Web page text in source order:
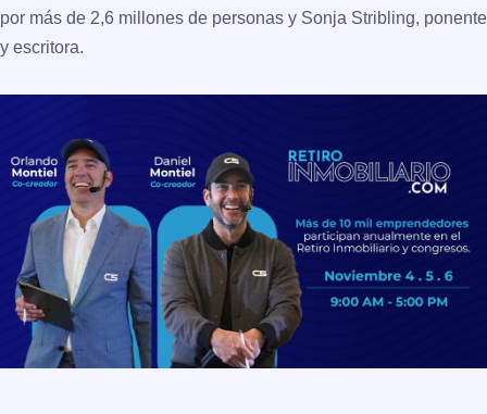
por más de 2,6 millones de personas y Sonja Stribling, ponente
y escritora.